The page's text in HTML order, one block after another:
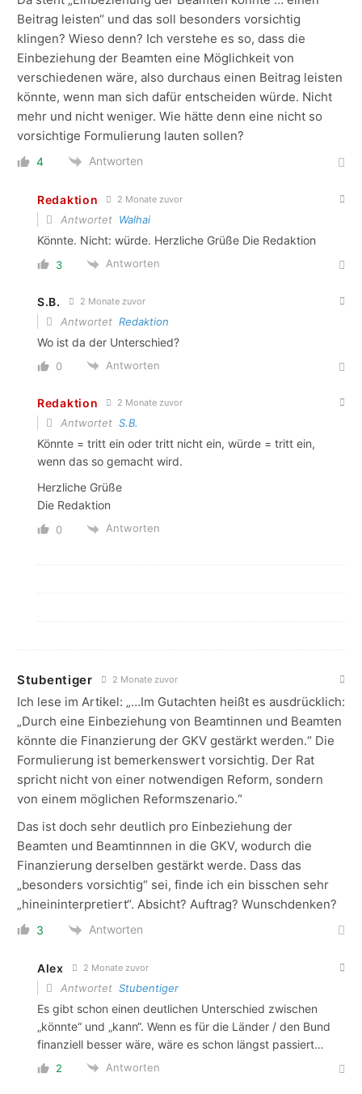
Beitrag leisten“ und das soll besonders vorsichtig
klingen? Wieso denn? Ich verstehe es so, dass die
Einbeziehung der Beamten eine Möglichkeit von
verschiedenen wäre, also durchaus einen Beitrag leisten
könnte, wenn man sich dafür entscheiden würde. Nicht
mehr und nicht weniger. Wie hätte denn eine nicht so
vorsichtige Formulierung lauten sollen?
4 Antworten
Redaktion 2 Monate zuvor
Antwortet Walhai
Könnte. Nicht: würde. Herzliche Grüße Die Redaktion
3 Antworten
S.B. 2 Monate zuvor
Antwortet Redaktion
Wo ist da der Unterschied?
0 Antworten
Redaktion 2 Monate zuvor
Antwortet S.B.
Könnte = tritt ein oder tritt nicht ein, würde = tritt ein,
wenn das so gemacht wird.
Herzliche Grüße
Die Redaktion
0 Antworten
Stubentiger 2 Monate zuvor
Ich lese im Artikel: „…Im Gutachten heißt es ausdrücklich:
„Durch eine Einbeziehung von Beamtinnen und Beamten
könnte die Finanzierung der GKV gestärkt werden.“ Die
Formulierung ist bemerkenswert vorsichtig. Der Rat
spricht nicht von einer notwendigen Reform, sondern
von einem möglichen Reformszenario.“
Das ist doch sehr deutlich pro Einbeziehung der
Beamten und Beamtinnnen in die GKV, wodurch die
Finanzierung derselben gestärkt werde. Dass das
„besonders vorsichtig“ sei, finde ich ein bisschen sehr
„hineininterpretiert“. Absicht? Auftrag? Wunschdenken?
3 Antworten
Alex 2 Monate zuvor
Antwortet Stubentiger
Es gibt schon einen deutlichen Unterschied zwischen
„könnte“ und „kann“. Wenn es für die Länder / den Bund
finanziell besser wäre, wäre es schon längst passiert…
2 Antworten